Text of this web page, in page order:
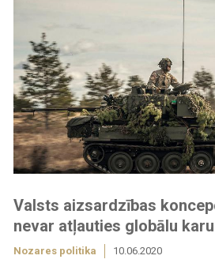
Valsts aizsardzības
nevar atļauties globālu
Nozares politika 10.06.2020